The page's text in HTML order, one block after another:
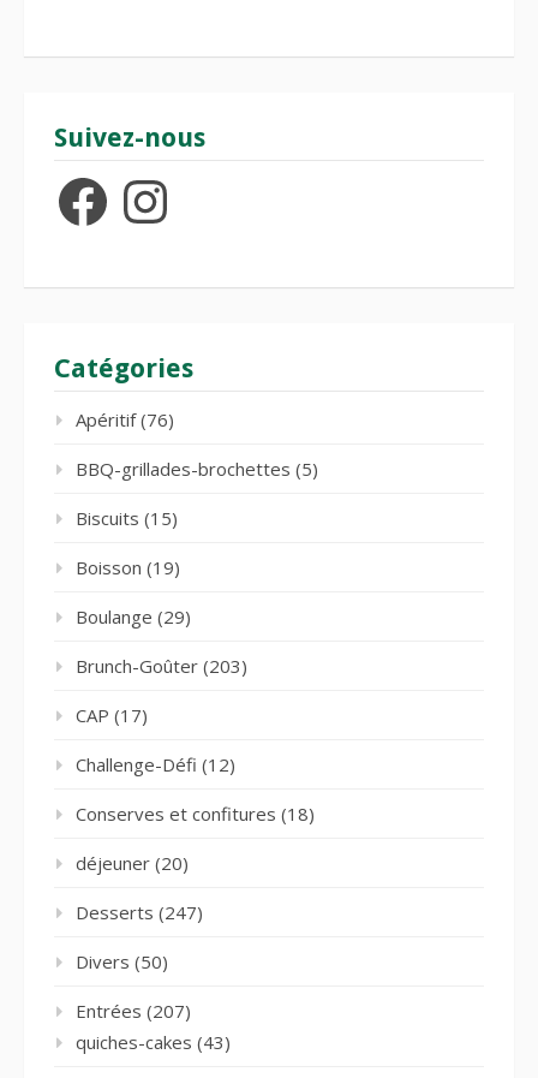
Suivez-nous
FacebookInstagram
Catégories
Apéritif(76)
BBQ-grillades-brochettes (5)
Biscuits (15)
Boisson (19)
Boulange (29)
Brunch-Goûter (203)
CAP (17)
Challenge-Défi (12)
Conserves et confitures (18)
déjeuner (20)
Desserts (247)
Divers (50)
Entrées (207)
quiches-cakes (43)